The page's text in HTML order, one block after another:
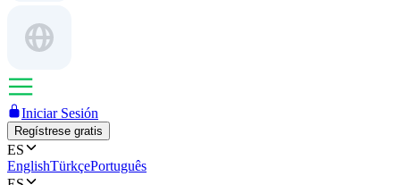
Iniciar Sesión
Regístrese gratis
ES
EnglishTürkçePortuguês